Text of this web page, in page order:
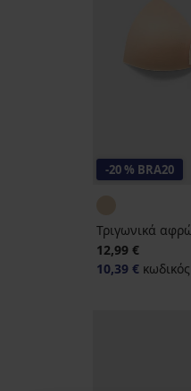
-20 % BRA20
Τριγωνικά
12,99 €
10,39 € κωδικός